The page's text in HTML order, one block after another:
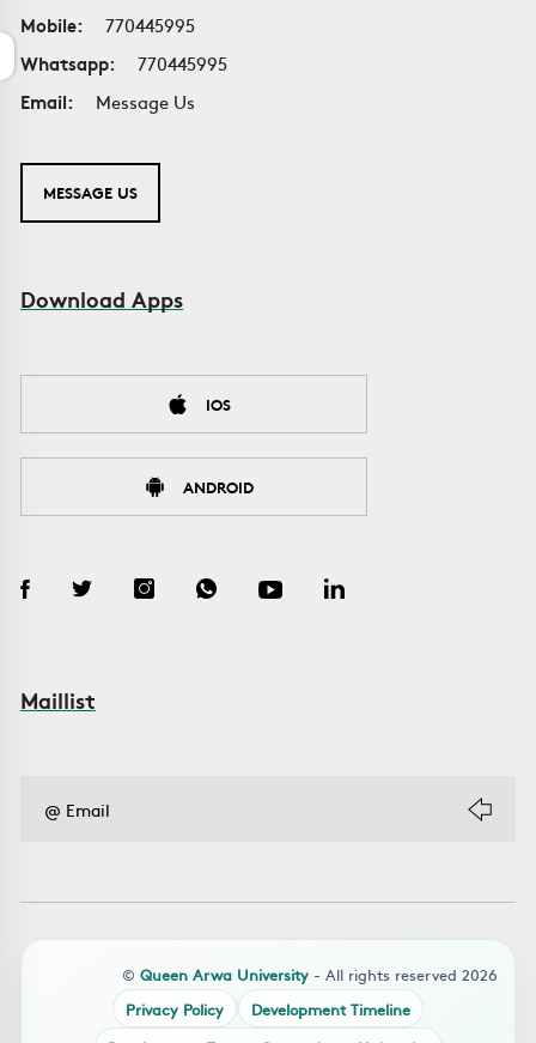
Mobile:
770445995
Whatsapp:
770445995
Email:
Message Us
MESSAGE US
Download Apps
IOS
ANDROID
Maillist
© Queen Arwa University - All rights reserved 2026
Privacy Policy
Development Timeline